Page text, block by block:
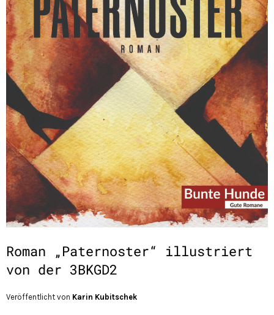
Roman „Paternoster“ illustriert
von der 3BKGD2
Veröffentlicht von Karin Kubitschek